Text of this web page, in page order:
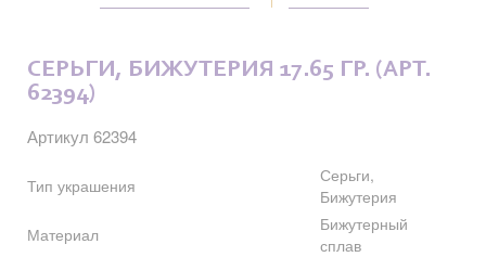
СЕРЬГИ, БИЖУТЕРИЯ 17.65 ГР. (АРТ.
62394)
Артикул 62394
Тип украшения
Серьги,
Бижутерия
Материал
Бижутерный
сплав